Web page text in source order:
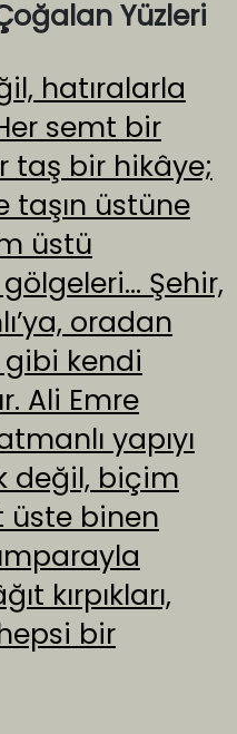
Yüzleri
hatıralarla
semt bir
taş bir hikâye;
taşın üstüne
üstü
Şehir,
oradan
kendi
Ali Emre
yapıyı
değil, biçim
üste binen
kırpıkları,
bir